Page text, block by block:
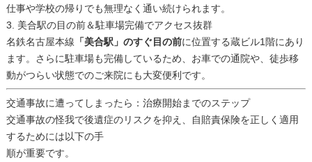
仕事や学校の帰りでも無理なく通い続けられます。
3. 美合駅の目の前＆駐車場完備でアクセス抜群
名鉄名古屋本線 「美合駅」のすぐ目の前に位置する蔵ビル1階にあり
ます。さらに駐車場も完備しているため、お車での通院や、徒歩移
動がつらい状態でのご来院にも大変便利です。
交通事故に遭ってしまったら：治療開始までのステップ
交通事故の怪我で後遺症のリスクを抑え、自賠責保険を正しく適用
するためには以下の手
順が重要です。